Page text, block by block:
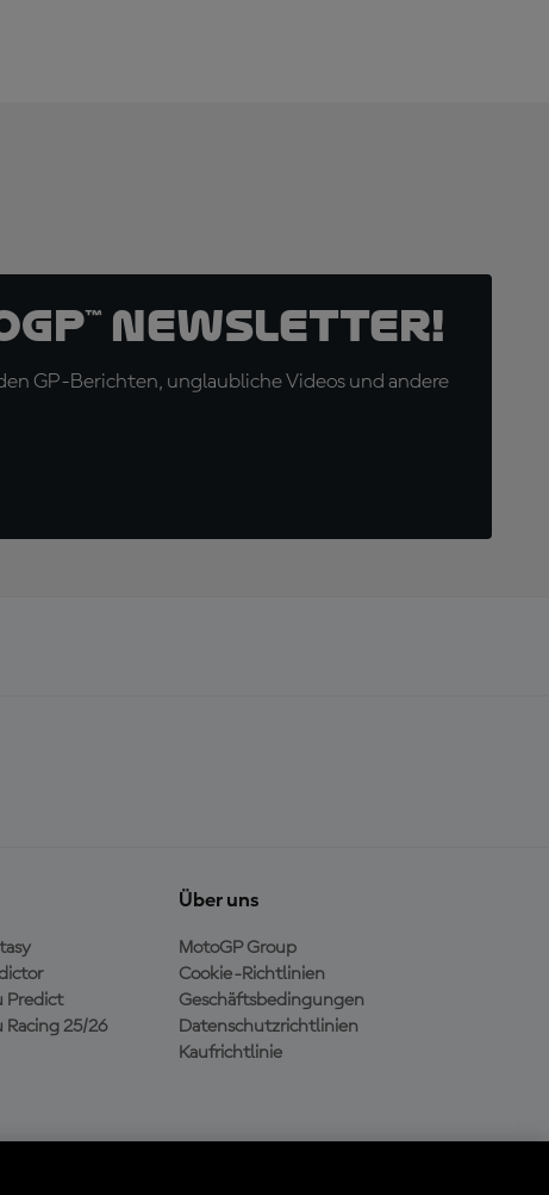
Newsletter!
GP-Berichten, unglaubliche Videos und andere
Predict
Racing 25/26
Über uns
MotoGP Group
Cookie-Richtlinien
Geschäftsbedingungen
Datenschutzrichtlinien
Kaufrichtlinie